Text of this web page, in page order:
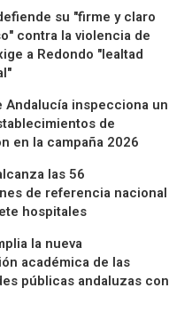
su "firme y claro
contra la violencia de
a Redondo "lealtad
Andalucía inspecciona un
de
en la campaña 2026
las 56
de referencia nacional
hospitales
la nueva
académica de las
públicas andaluzas con